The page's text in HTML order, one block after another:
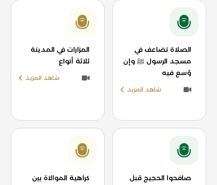
الصلاة تضاعف في
مسجد الرسول ﷺ وإن
وُسع فيه
شاهد المزيد
المزارات في المدينة
ثلاثة أنواع
شاهد المزيد
صافحوا الحجيج قبل
كراهية الموالاة بين